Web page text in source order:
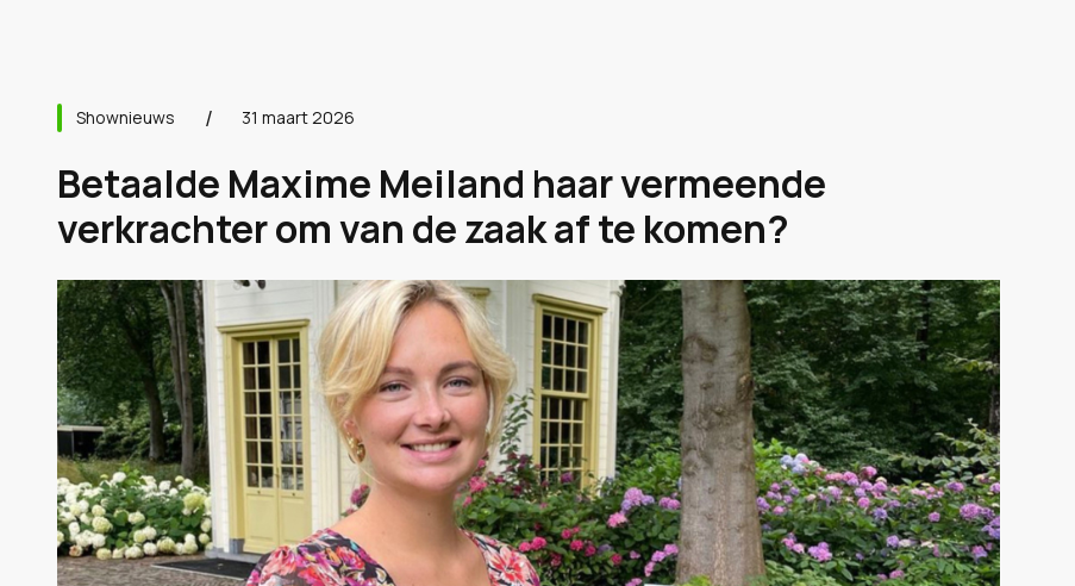
Shownieuws 31 maart 2026
Betaalde Maxime Meiland haar vermeende
verkrachter om van de zaak af te komen?